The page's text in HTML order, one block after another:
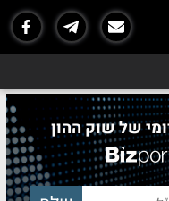
של שוק ההון